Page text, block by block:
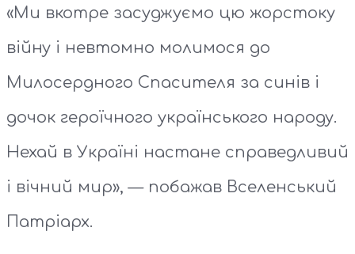
«Ми вкотре засуджуємо цю жорстоку
війну і невтомно молимося до
Милосердного Спасителя за синів і
дочок героїчного українського народу.
Нехай в Україні настане справедливий
і вічний мир», — побажав Вселенський
Патріарх.